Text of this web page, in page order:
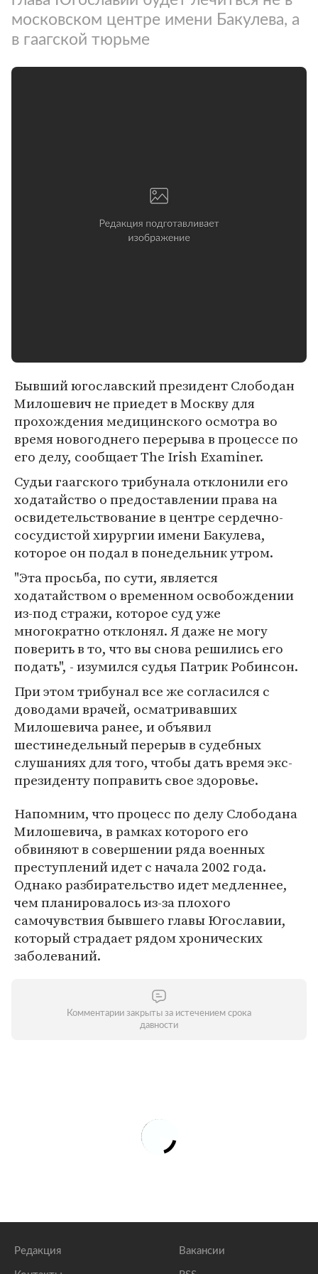
московском центре имени Бакулева, а
в гаагской тюрьме
Бывший югославский президент Слободан
Милошевич не приедет в Москву для
прохождения медицинского осмотра во
время новогоднего перерыва в процессе по
его делу, сообщает The Irish Examiner.
Судьи гаагского трибунала отклонили его
ходатайство о предоставлении права на
освидетельствование в центре сердечно-
сосудистой хирургии имени Бакулева,
которое он подал в понедельник утром.
"Эта просьба, по сути, является
ходатайством о временном освобождении
из-под стражи, которое суд уже
многократно отклонял. Я даже не могу
поверить в то, что вы снова решились его
подать", - изумился судья Патрик Робинсон.
При этом трибунал все же согласился с
доводами врачей, осматривавших
Милошевича ранее, и объявил
шестинедельный перерыв в судебных
слушаниях для того, чтобы дать время экс-
президенту поправить свое здоровье.
Напомним, что процесс по делу Слободана
Милошевича, в рамках которого его
обвиняют в совершении ряда военных
преступлений идет с начала 2002 года.
Однако разбирательство идет медленнее,
чем планировалось из-за плохого
самочувствия бывшего главы Югославии,
который страдает рядом хронических
заболеваний.
Комментарии закрыты за истечением срока
давности
Редакция Вакансии